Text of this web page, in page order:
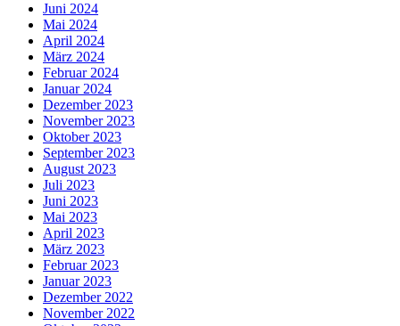
Juni 2024
Mai 2024
April 2024
März 2024
Februar 2024
Januar 2024
Dezember 2023
November 2023
Oktober 2023
September 2023
August 2023
Juli 2023
Juni 2023
Mai 2023
April 2023
März 2023
Februar 2023
Januar 2023
Dezember 2022
November 2022